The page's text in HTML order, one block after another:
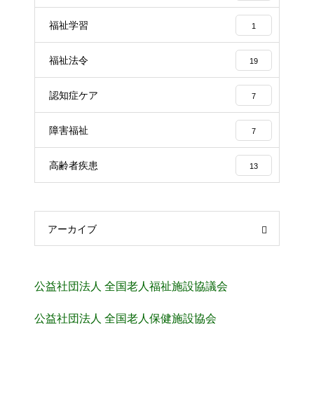
福祉学習 1
福祉法令 19
認知症ケア 7
障害福祉 7
高齢者疾患 13
アーカイブ
公益社団法人 全国老人福祉施設協議会
公益社団法人 全国老人保健施設協会